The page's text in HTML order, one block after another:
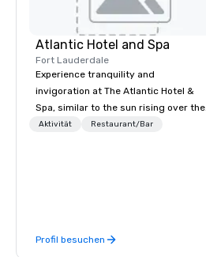
Atlantic Hotel and Spa
Fort Lauderdale
Experience tranquility and
invigoration at The Atlantic Hotel &
Spa, similar to the sun rising over the
ocean. Here, concerns about
Aktivität Restaurant/Bar
Profil besuchen